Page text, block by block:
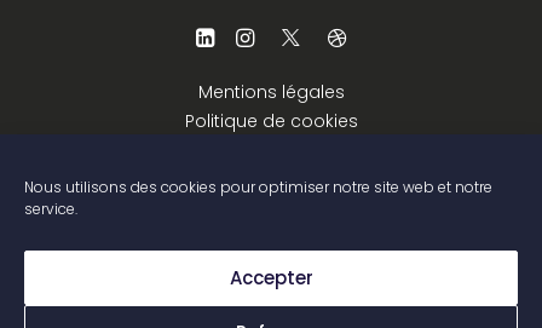
Nous utilisons des cookies pour optimiser notre site web et notre
service.
Accepter
Mentions légales
Politique de cookies